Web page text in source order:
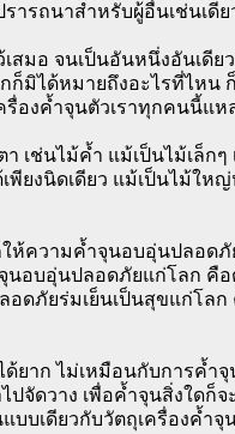
ารถนาสำหรับผู้อื่นเช่นเดี
สมอ จนเป็นอันหนึ่งอันเดีย
ก็มิได้หมายถึงอะไรที่ไห
รื่องค้ำจุนตัวเราทุกคนนี้แห
เช่นไม้ค้ำ แม้เป็นไม้เล็กๆ
พียงนิดเดียว แม้เป็นไม้ให
ให้ความค้ำจุนอบอุ่นปลอด
จุนอบอุ่นปลอดภัยแก่โลก คื
ดภัยร่มเย็นเป็นสุขแก่โลก
ด้ยาก ไม่เหมือนกับการค้ำ
จัดวาง เพื่อค้ำจุนสิ่งใดก็
บบเดียวกับวัตถุเครื่องค้ำจุ